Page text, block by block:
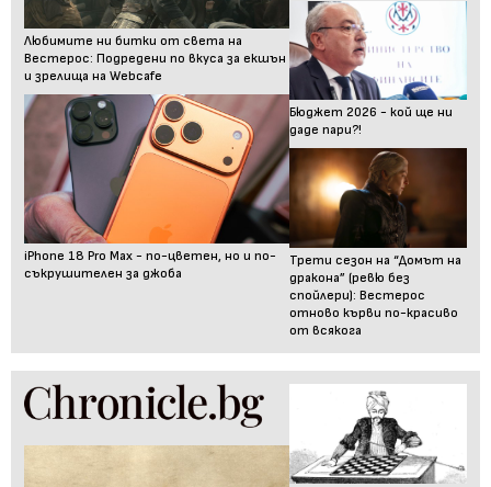
Любимите ни битки от света на
Вестерос: Подредени по вкуса за екшън
и зрелища на Webcafe
iPhone 18 Pro Max - по-цветен, но и по-
съкрушителен за джоба
Бюджет 2026 - кой ще ни
даде пари?!
Трети сезон на “Домът на
дракона” (ревю без
спойлери): Вестерос
отново кърви по-красиво
от всякога